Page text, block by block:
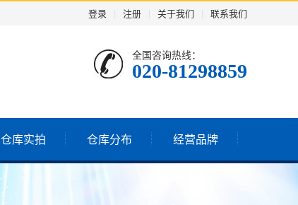
登录 注册 关于我们 联系我们
全国咨询热线：
020-81298859
仓库实拍 仓库分布 经营品牌